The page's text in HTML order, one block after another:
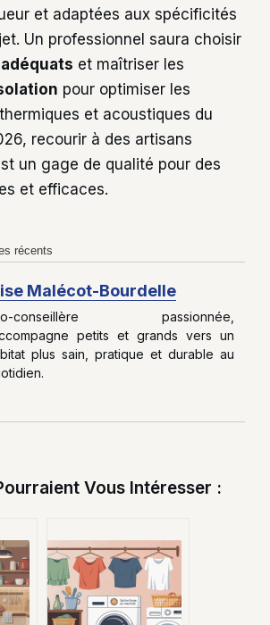
et adaptées aux spécificités
Un professionnel saura choisir
et maîtriser les
pour optimiser les
et acoustiques du
recourir à des artisans
un gage de qualité pour des
et efficaces.
récents
Malécot-Bourdelle
conseillère passionnée,
petits et grands vers un
plus sain, pratique et durable au
Vous Intéresser :